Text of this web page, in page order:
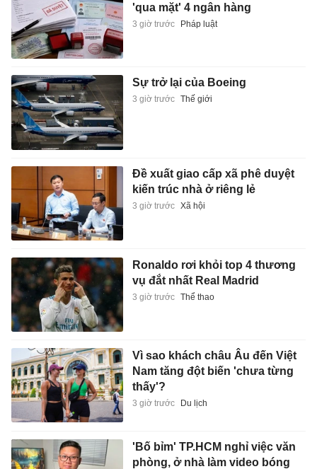
'qua mặt' 4 ngân hàng
3 giờ trước Pháp luật
Sự trở lại của Boeing
3 giờ trước Thế giới
Đề xuất giao cấp xã phê duyệt
kiến trúc nhà ở riêng lẻ
3 giờ trước Xã hội
Ronaldo rơi khỏi top 4 thương
vụ đắt nhất Real Madrid
3 giờ trước Thể thao
Vì sao khách châu Âu đến Việt
Nam tăng đột biến 'chưa từng
thấy'?
3 giờ trước Du lịch
'Bố bỉm' TP.HCM nghỉ việc văn
phòng, ở nhà làm video bóng